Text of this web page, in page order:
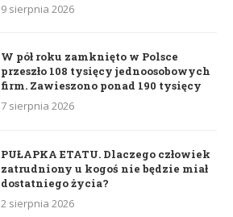
9 sierpnia 2026
W pół roku zamknięto w Polsce
przeszło 108 tysięcy jednoosobowych
firm. Zawieszono ponad 190 tysięcy
7 sierpnia 2026
PUŁAPKA ETATU. Dlaczego człowiek
zatrudniony u kogoś nie będzie miał
dostatniego życia?
2 sierpnia 2026